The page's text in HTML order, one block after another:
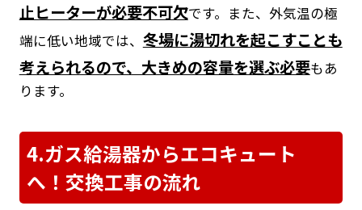
止ヒーターが必要不可欠です。また、外気温の極
端に低い地域では、 冬場に湯切れを起こすことも
考えられるので、大きめの容量を選ぶ必要もあ
ります。
4.ガス給湯器からエコキュート
へ！交換工事の流れ